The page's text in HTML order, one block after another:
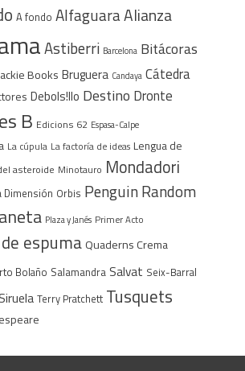
A fondo AlfaguaraAlianza
Astiberri Barcelona Bitácoras
Books Bruguera Candaya Cátedra
Debols!llo Destino Dronte
B Edicions 62 Espasa-Calpe
La cúpula La factoría de ideas Lengua de
asteroide Minotauro Mondadori
Dimensión Orbis Penguin Random
Plaza y Janés Primer Acto
espumaQuaderns Crema
Bolaño Salamandra Salvat Seix-Barral
Terry Pratchett Tusquets